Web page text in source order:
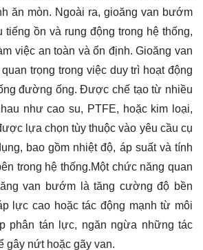
ăn mòn. Ngoài ra, gioăng van bướm
tiếng ồn và rung động trong hệ thống,
việc an toàn và ổn định. Gioăng van
trọng trong việc duy trì hoạt động
đường ống. Được chế tạo từ nhiều
như cao su, PTFE, hoặc kim loại,
lựa chọn tùy thuộc vào yêu cầu cụ
bao gồm nhiệt độ, áp suất và tính
trong hệ thống.Một chức năng quan
van bướm là tăng cường độ bền
lực cao hoặc tác động mạnh từ môi
phân tán lực, ngăn ngừa những tác
gây nứt hoặc gãy van.